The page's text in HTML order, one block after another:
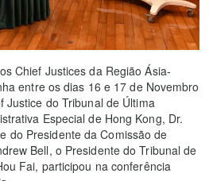
Chief Justices da Região Ásia-
entre os dias 16 e 17 de Novembro
Justice do Tribunal de Última
Especial de Hong Kong, Dr.
do Presidente da Comissão de
Bell, o Presidente do Tribunal de
Fai, participou na conferência